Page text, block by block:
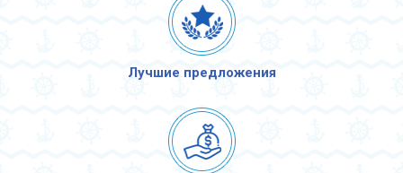
Лучшие предложения